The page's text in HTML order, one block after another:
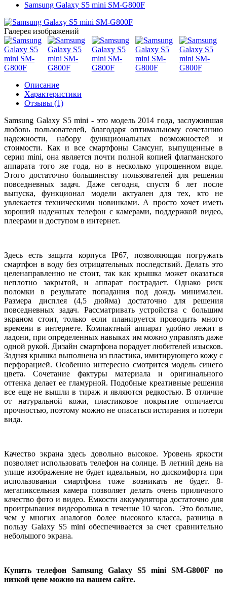
Samsung Galaxy S5 mini SM-G800F
Галерея изображений
Описание
Характеристики
Отзывы (1)
Samsung Galaxy S5 mini - это модель 2014 года, заслужившая
любовь пользователей, благодаря оптимальному сочетанию
надежности, набору функциональных возможностей и
стоимости. Как и все смартфоны Самсунг, выпущенные в
серии mini, она является почти полной копией флагманского
аппарата того же года, но в несколько упрощенном виде.
Этого достаточно большинству пользователей для решения
повседневных задач. Даже сегодня, спустя 6 лет после
выпуска, функционал модели актуален для тех, кто не
увлекается техническими новинками. А просто хочет иметь
хороший надежных телефон с камерами, поддержкой видео,
плеерами и доступом в интернет.
Здесь есть защита корпуса IP67, позволяющая погружать
смартфон в воду без отрицательных последствий. Делать это
целенаправленно не стоит, так как крышка может оказаться
неплотно закрытой, и аппарат пострадает. Однако риск
поломки в результате попадания под дождь минимален.
Размера дисплея (4,5 дюйма) достаточно для решения
повседневных задач. Рассматривать устройства с большим
экраном стоит, только если планируется проводить много
времени в интернете. Компактный аппарат удобно лежит в
ладони, при определенных навыках им можно управлять даже
одной рукой. Дизайн смартфона порадует любителей изысков.
Задняя крышка выполнена из пластика, имитирующего кожу с
перфорацией. Особенно интересно смотрится модель синего
цвета. Сочетание фактуры материала и оригинального
оттенка делает ее гламурной. Подобные креативные решения
все еще не вышли в тираж и являются редкостью. В отличие
от натуральной кожи, пластиковое покрытие отличается
прочностью, поэтому можно не опасаться истирания и потери
вида.
Качество экрана здесь довольно высокое. Уровень яркости
позволяет использовать телефон на солнце. В летний день на
улице изображение не будет идеальным, но дискомфорта при
использовании смартфона тоже возникать не будет. 8-
мегапиксельная камера позволяет делать очень приличного
качество фото и видео. Емкости аккумулятора достаточно для
проигрывания видеоролика в течение 10 часов. Это больше,
чем у многих аналогов более высокого класса, разница в
пользу Galaxy S5 mini обеспечивается за счет сравнительно
небольшого экрана.
Купить телефон Samsung Galaxy S5 mini SM-G800F по
низкой цене можно на нашем сайте.